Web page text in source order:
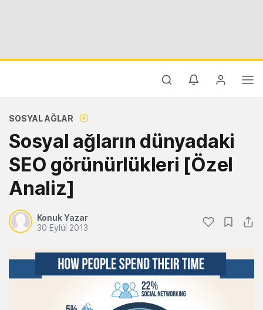
SOSYAL AĞLAR
Sosyal ağların dünyadaki
SEO görünürlükleri [Özel
Analiz]
Konuk Yazar
30 Eylül 2013